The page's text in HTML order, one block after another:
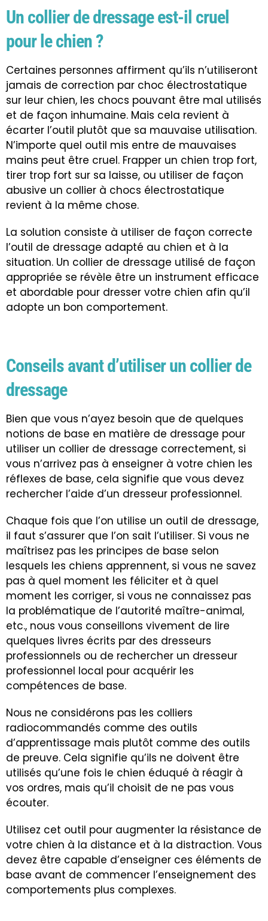
Un collier de dressage est-il cruel
pour le chien ?
Certaines personnes affirment qu’ils n’utiliseront
jamais de correction par choc électrostatique
sur leur chien, les chocs pouvant être mal utilisés
et de façon inhumaine. Mais cela revient à
écarter l’outil plutôt que sa mauvaise utilisation.
N’importe quel outil mis entre de mauvaises
mains peut être cruel. Frapper un chien trop fort,
tirer trop fort sur sa laisse, ou utiliser de façon
abusive un collier à chocs électrostatique
revient à la même chose.
La solution consiste à utiliser de façon correcte
l’outil de dressage adapté au chien et à la
situation. Un collier de dressage utilisé de façon
appropriée se révèle être un instrument efficace
et abordable pour dresser votre chien afin qu’il
adopte un bon comportement.
Conseils avant d’utiliser un collier de
dressage
Bien que vous n’ayez besoin que de quelques
notions de base en matière de dressage pour
utiliser un collier de dressage correctement, si
vous n’arrivez pas à enseigner à votre chien les
réflexes de base, cela signifie que vous devez
rechercher l’aide d’un dresseur professionnel.
Chaque fois que l’on utilise un outil de dressage,
il faut s’assurer que l’on sait l’utiliser. Si vous ne
maîtrisez pas les principes de base selon
lesquels les chiens apprennent, si vous ne savez
pas à quel moment les féliciter et à quel
moment les corriger, si vous ne connaissez pas
la problématique de l’autorité maître-animal,
etc., nous vous conseillons vivement de lire
quelques livres écrits par des dresseurs
professionnels ou de rechercher un dresseur
professionnel local pour acquérir les
compétences de base.
Nous ne considérons pas les colliers
radiocommandés comme des outils
d’apprentissage mais plutôt comme des outils
de preuve. Cela signifie qu’ils ne doivent être
utilisés qu’une fois le chien éduqué à réagir à
vos ordres, mais qu’il choisit de ne pas vous
écouter.
Utilisez cet outil pour augmenter la résistance de
votre chien à la distance et à la distraction. Vous
devez être capable d’enseigner ces éléments de
base avant de commencer l’enseignement des
comportements plus complexes.